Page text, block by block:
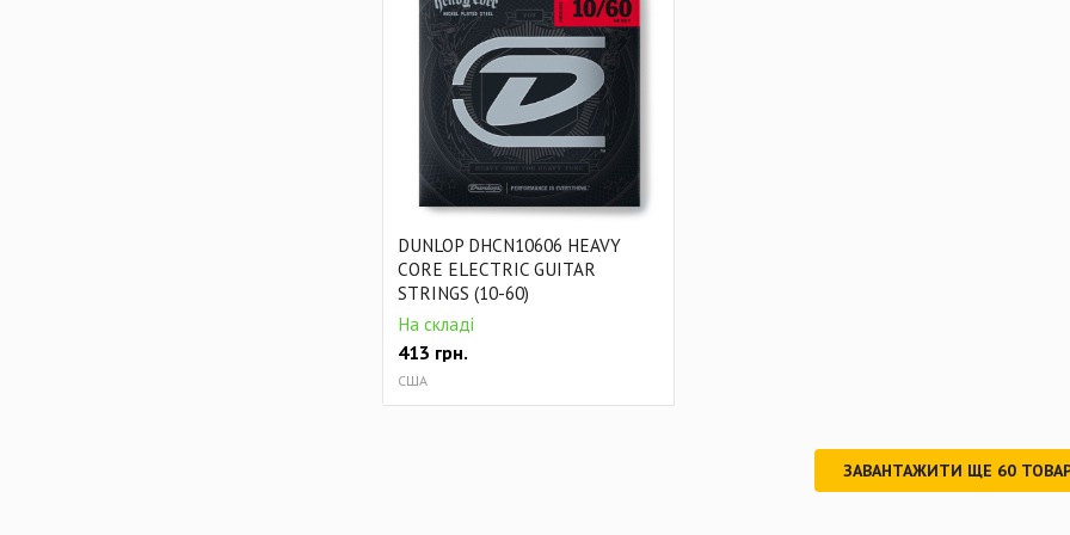
DUNLOP DHCN10606 HEAVY
CORE ELECTRIC GUITAR
STRINGS (10-60)
На складі
413 грн.
США
ЗАВАНТАЖИТИ ЩЕ 60